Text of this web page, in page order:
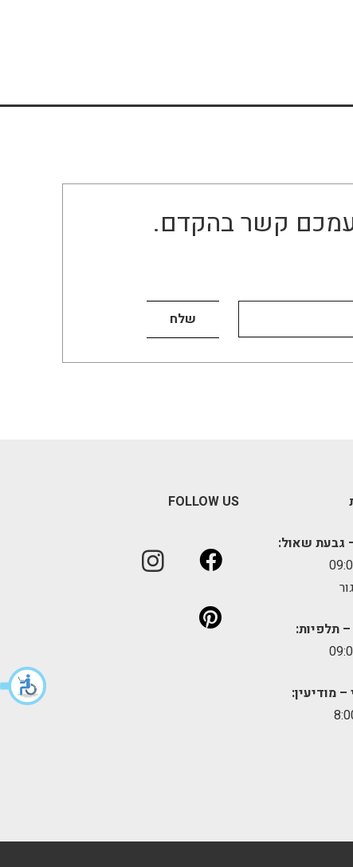
עמכם קשר בהקדם.
גבעת שאול:
תלפיות:
מודיעין:
FOLLOW US